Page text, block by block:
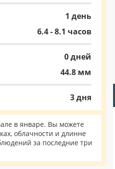
1 день
6.4 - 8.1 часов
0 дней
44.8 мм
3 дня
в январе. Вы можете
облачности и длинне
за последние три